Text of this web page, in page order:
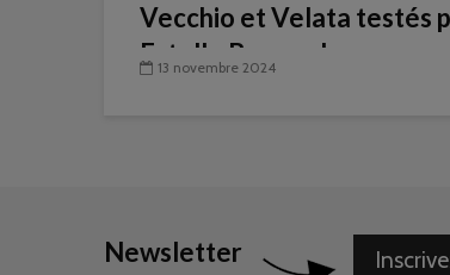
Vecchio et Velata testés
Estelle Berraud
13 novembre 2024
Newsletter